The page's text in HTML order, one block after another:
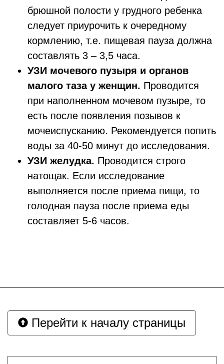
брюшной полости у грудного ребенка
следует приурочить к очередному
кормлению, т.е. пищевая пауза должна
составлять 3 – 3,5 часа.
УЗИ мочевого пузыря и органов
малого таза у женщин. Проводится
при наполненном мочевом пузыре, то
есть после появления позывов к
мочеиспусканию. Рекомендуется попить
воды за 40-50 минут до исследования.
УЗИ желудка. Проводится строго
натощак. Если исследование
выполняется после приема пищи, то
голодная пауза после приема еды
составляет 5-6 часов.
Перейти к началу страницы